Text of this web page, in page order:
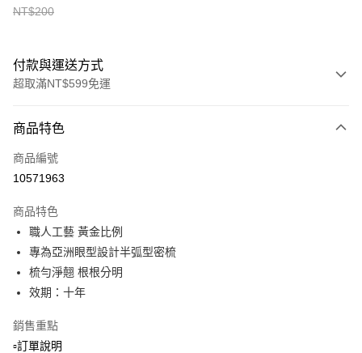
NT$200
付款與運送方式
超取滿NT$599免運
信用卡一次付款
超商取貨付款
Apple Pay
悠遊付
全盈+PAY
AFTEE先享後付
相關說明
商品特色
商品編號
10571963
商品特色
職人工藝 黃金比例
專為亞洲眼型設計半弧型密梳
梳勻淨翹 根根分明
效期：十年
銷售重點
▫️訂單說明